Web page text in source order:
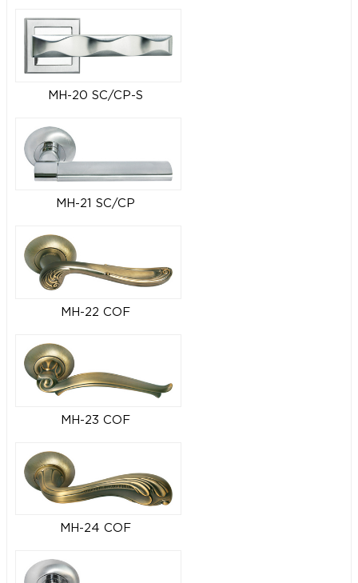
MH-20 SC/CP-S
MH-21 SC/CP
MH-22 COF
MH-23 COF
MH-24 COF